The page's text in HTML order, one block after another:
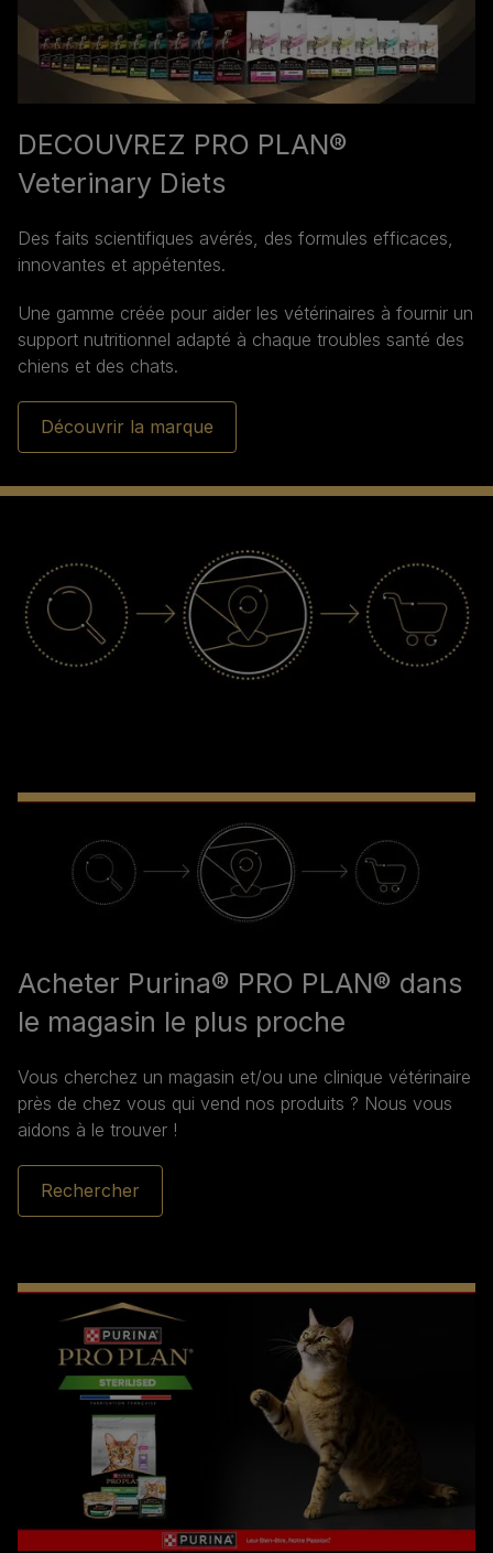
DECOUVREZ PRO PLAN®
Veterinary Diets
Des faits scientifiques avérés, des formules efficaces,
innovantes et appétentes.
Une gamme créée pour aider les vétérinaires à fournir un
support nutritionnel adapté à chaque troubles santé des
chiens et des chats.
Découvrir la marque
Acheter Purina® PRO PLAN® dans
le magasin le plus proche
Vous cherchez un magasin et/ou une clinique vétérinaire
près de chez vous qui vend nos produits ? Nous vous
aidons à le trouver !
Rechercher